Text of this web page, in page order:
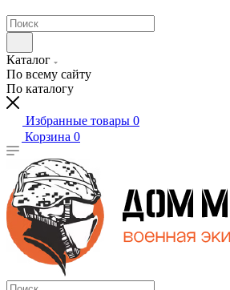
Каталог
По всему сайту
По каталогу
Избранные товары 0
Корзина 0